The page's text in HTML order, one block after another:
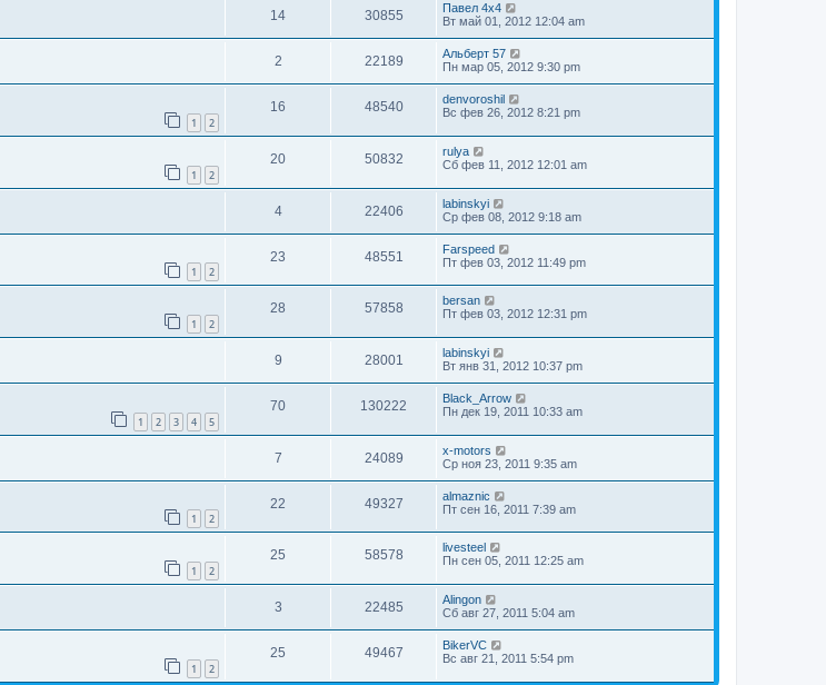
14 30855
Павел 4х4
Вт май 01, 2012 12:04 am
2 22189
Альберт 57
Пн мар 05, 2012 9:30 pm
1 2
16 48540
denvoroshil
Вс фев 26, 2012 8:21 pm
1 2
20 50832
rulya
Сб фев 11, 2012 12:01 am
4 22406
labinskyi
Ср фев 08, 2012 9:18 am
1 2
23 48551
Farspeed
Пт фев 03, 2012 11:49 pm
1 2
28 57858
bersan
Пт фев 03, 2012 12:31 pm
9 28001
labinskyi
Вт янв 31, 2012 10:37 pm
1 2 3 4 5
70 130222
Black_Arrow
Пн дек 19, 2011 10:33 am
7 24089
x-motors
Ср ноя 23, 2011 9:35 am
1 2
22 49327
almaznic
Пт сен 16, 2011 7:39 am
1 2
25 58578
livesteel
Пн сен 05, 2011 12:25 am
3 22485
Alingon
Сб авг 27, 2011 5:04 am
1 2
25 49467
BikerVC
Вс авг 21, 2011 5:54 pm